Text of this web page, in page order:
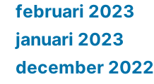
februari 2023
januari 2023
december 2022